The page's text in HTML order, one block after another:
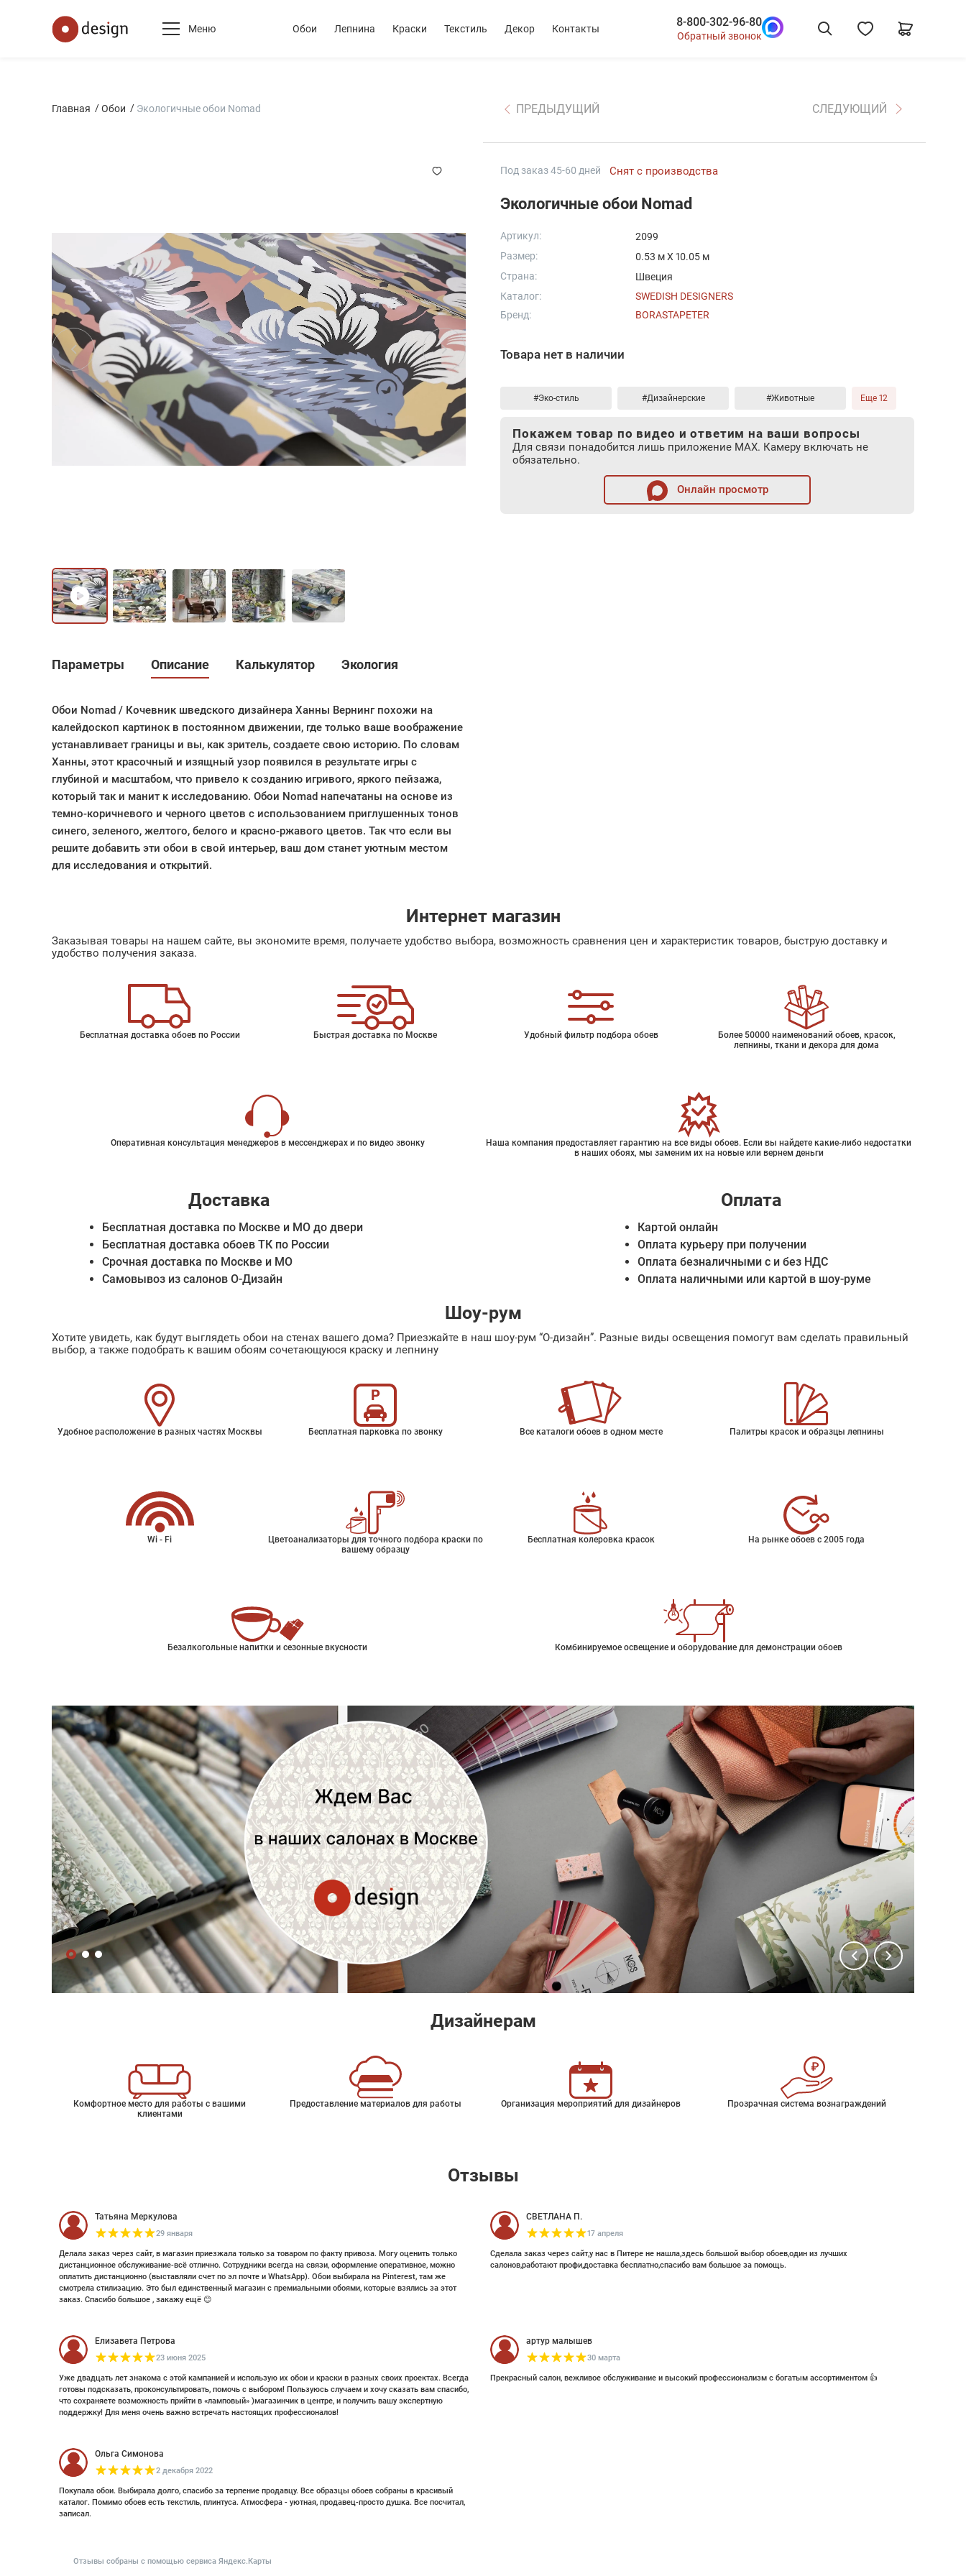
Меню Обои Лепнина Краски Текстиль Декор Контакты 8-800-302-96-80
Обратный звонок
Главная Обои Экологичные обои Nomad ПРЕДЫДУЩИЙ СЛЕДУЮЩИЙ
Параметры Описание Калькулятор Экология
Обои Nomad / Кочевник шведского дизайнера Ханны Вернинг похожи на
калейдоскоп картинок в постоянном движении, где только ваше воображение
устанавливает границы и вы, как зритель, создаете свою историю. По словам
Ханны, этот красочный и изящный узор появился в результате игры с
глубиной и масштабом, что привело к созданию игривого, яркого пейзажа,
который так и манит к исследованию. Обои Nomad напечатаны на основе из
темно-коричневого и черного цветов с использованием приглушенных тонов
синего, зеленого, желтого, белого и красно-ржавого цветов. Так что если вы
решите добавить эти обои в свой интерьер, ваш дом станет уютным местом
для исследования и открытий.
Под заказ 45-60 дней Снят с производства
Экологичные обои Nomad
Артикул:
2099
Размер:
0.53 м X 10.05 м
Страна:
Швеция
Каталог:
SWEDISH DESIGNERS
Бренд:
BORASTAPETER
Товара нет в наличии
#Эко-стиль #Дизайнерские #Животные Еще 12
Покажем товар по видео и ответим на ваши вопросы
Для связи понадобится лишь приложение MAX. Камеру включать не
обязательно.
Онлайн просмотр
Интернет магазин
Заказывая товары на нашем сайте, вы экономите время, получаете удобство выбора, возможность сравнения цен и характеристик товаров, быструю доставку и
удобство получения заказа.
Бесплатная доставка обоев по России Быстрая доставка по Москве Удобный фильтр подбора обоев
Более 50000 наименований обоев, красок,
лепнины, ткани и декора для дома
Оперативная консультация менеджеров в мессенджерах и по видео звонку
Наша компания предоставляет гарантию на все виды обоев. Если вы найдете какие-либо недостатки
в наших обоях, мы заменим их на новые или вернем деньги
Доставка
Бесплатная доставка по Москве и МО до двери
Бесплатная доставка обоев ТК по России
Срочная доставка по Москве и МО
Самовывоз из салонов О-Дизайн
Оплата
Картой онлайн
Оплата курьеру при получении
Оплата безналичными с и без НДС
Оплата наличными или картой в шоу-руме
Шоу-рум
Хотите увидеть, как будут выглядеть обои на стенах вашего дома? Приезжайте в наш шоу-рум “О-дизайн”. Разные виды освещения помогут вам сделать правильный
выбор, а также подобрать к вашим обоям сочетающуюся краску и лепнину
Удобное расположение в разных частях Москвы Бесплатная парковка по звонку Все каталоги обоев в одном месте Палитры красок и образцы лепнины
Wi - Fi
Цветоанализаторы для точного подбора краски по
вашему образцу
Бесплатная колеровка красок На рынке обоев с 2005 года
Безалкогольные напитки и сезонные вкусности Комбинируемое освещение и оборудование для демонстрации обоев
Дизайнерам
Комфортное место для работы с вашими
клиентами
Предоставление материалов для работы Организация мероприятий для дизайнеров Прозрачная система вознаграждений
Отзывы
Татьяна Меркулова
29 января
Делала заказ через сайт, в магазин приезжала только за товаром по факту привоза. Могу оценить только
дистанционное обслуживание-всё отлично. Сотрудники всегда на связи, оформление оперативное, можно
оплатить дистанционно (выставляли счет по эл почте и WhatsApp). Обои выбирала на Pinterest, там же
смотрела стилизацию. Это был единственный магазин с премиальными обоями, которые взялись за этот
заказ. Спасибо большое , закажу ещё 😊
СВЕТЛАНА П.
17 апреля
Сделала заказ через сайт,у нас в Питере не нашла,здесь большой выбор обоев,один из лучших
салонов,работают профи,доставка бесплатно,спасибо вам большое за помощь.
Елизавета Петрова
23 июня 2025
Уже двадцать лет знакома с этой кампанией и использую их обои и краски в разных своих проектах. Всегда
готовы подсказать, проконсультировать, помочь с выбором! Пользуюсь случаем и хочу сказать вам спасибо,
что сохраняете возможность прийти в «ламповый» )магазинчик в центре, и получить вашу экспертную
поддержку! Для меня очень важно встречать настоящих профессионалов!
артур малышев
30 марта
Прекрасный салон, вежливое обслуживание и высокий профессионализм с богатым ассортиментом 👍
Ольга Симонова
2 декабря 2022
Покупала обои. Выбирала долго, спасибо за терпение продавцу. Все образцы обоев собраны в красивый
каталог. Помимо обоев есть текстиль, плинтуса. Атмосфера - уютная, продавец-просто душка. Все посчитал,
записал.
Отзывы собраны с помощью сервиса Яндекс.Карты